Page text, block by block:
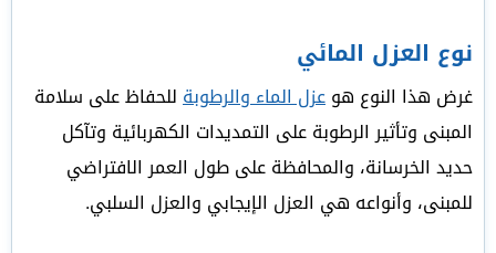
نوع العزل المائي
غرض هذا النوع هوعزل الماء والرطوبةللحفاظ على سلامة
المبنى وتأثير الرطوبة على التمديدات الكهربائية وتآكل
حديد الخرسانة، والمحافظة على طول العمر الافتراضي
للمبنى، وأنواعه هي العزل الإيجابي والعزل السلبي.